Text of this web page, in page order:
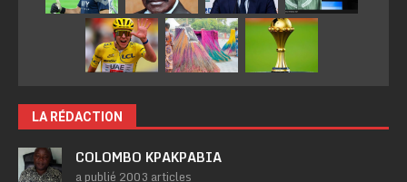
LA RÉDACTION
COLOMBO KPAKPABIA
a publié 2003 articles